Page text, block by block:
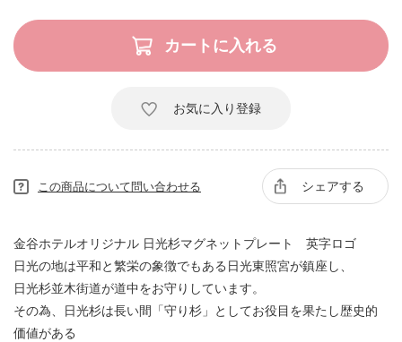
お気に入り登録
この商品について問い合わせる シェアする
金谷ホテルオリジナル 日光杉マグネットプレート 英字ロゴ
日光の地は平和と繁栄の象徴でもある日光東照宮が鎮座し、
日光杉並木街道が道中をお守りしています。
その為、日光杉は長い間「守り杉」としてお役目を果たし歴史的
価値がある